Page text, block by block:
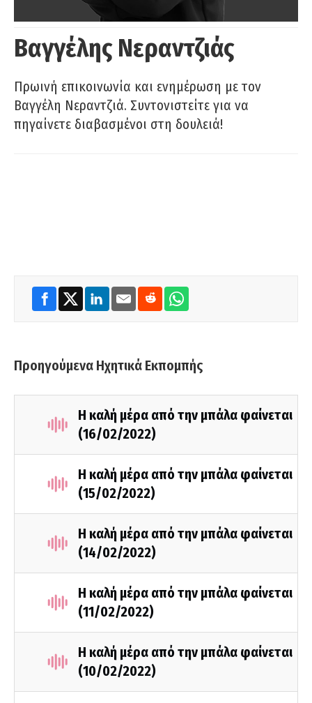
Βαγγέλης Νεραντζιάς
Πρωινή επικοινωνία και ενημέρωση με τον
Βαγγέλη Νεραντζιά. Συντονιστείτε για να
πηγαίνετε διαβασμένοι στη δουλειά!
Προηγούμενα Ηχητικά Εκπομπής
Η καλή μέρα από την μπάλα φαίνεται
(16/02/2022)
Η καλή μέρα από την μπάλα φαίνεται
(15/02/2022)
Η καλή μέρα από την μπάλα φαίνεται
(14/02/2022)
Η καλή μέρα από την μπάλα φαίνεται
(11/02/2022)
Η καλή μέρα από την μπάλα φαίνεται
(10/02/2022)